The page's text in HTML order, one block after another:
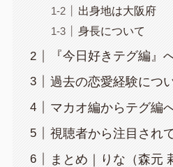
出身地は大阪府
身長について
『今日好きテグ編』
過去の恋愛経験につ
マカオ編からテグ編
視聴者から注目され
まとめ｜りな（森元